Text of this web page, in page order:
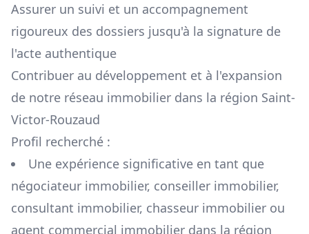
Assurer un suivi et un accompagnement
rigoureux des dossiers jusqu'à la signature de
l'acte authentique
Contribuer au développement et à l'expansion
de notre réseau immobilier dans la région Saint-
Victor-Rouzaud
Profil recherché :
Une expérience significative en tant que
négociateur immobilier, conseiller immobilier,
consultant immobilier, chasseur immobilier ou
agent commercial immobilier dans la région